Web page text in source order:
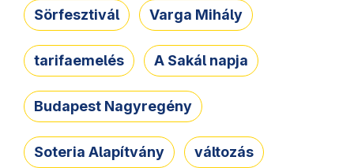
Sörfesztivál Varga Mihály
tarifaemelés A Sakál napja
Budapest Nagyregény
Soteria Alapítvány változás